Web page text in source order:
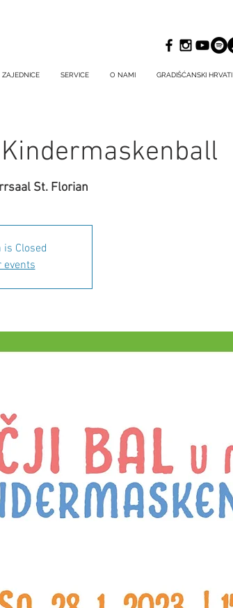
ZAJEDNICE SERVICE O NAMI GRADIŠĆANSKI HRVATI
St. Florian
Closed
events